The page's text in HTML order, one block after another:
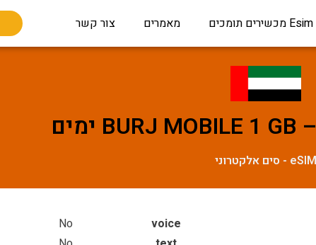
Esim מכשירים תומכים מאמרים צור קשר
eSIM - סים אלקטרוני
voice
No